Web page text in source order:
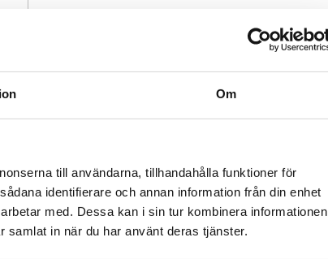
Om
till användarna, tillhandahålla funktioner för
identifierare och annan information från din enhet
med. Dessa kan i sin tur kombinera informationen
samlat in när du har använt deras tjänster.